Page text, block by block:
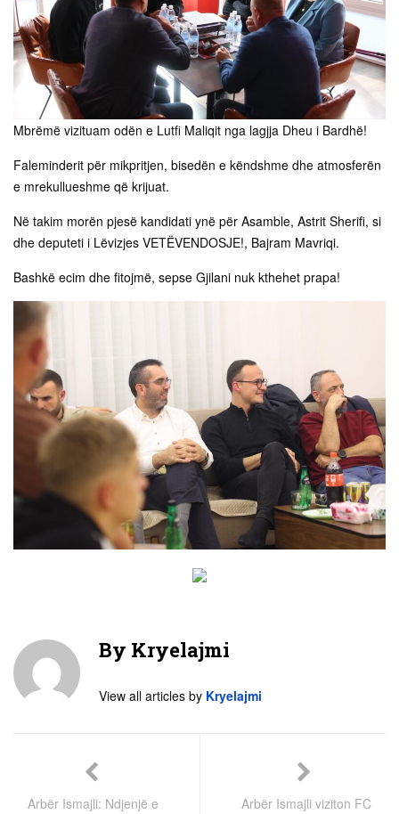
Mbrëmë vizituam odën e Lutfi Maliqit nga lagjja Dheu i Bardhë!
Faleminderit për mikpritjen, bisedën e këndshme dhe atmosferën
e mrekullueshme që krijuat.
Në takim morën pjesë kandidati ynë për Asamble, Astrit Sherifi, si
dhe deputeti i Lëvizjes VETËVENDOSJE!, Bajram Mavriqi.
Bashkë ecim dhe fitojmë, sepse Gjilani nuk kthehet prapa!
By Kryelajmi
View all articles by Kryelajmi
Arbër Ismajli: Ndjenjë e
Arbër Ismajli viziton FC